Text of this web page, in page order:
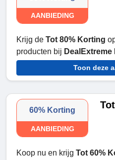
AANBIEDING
Krijg de Tot 80% Korting
producten bij DealExtreme
Toon deze
60% Korting
AANBIEDING
Koop nu en krijg Tot 60%